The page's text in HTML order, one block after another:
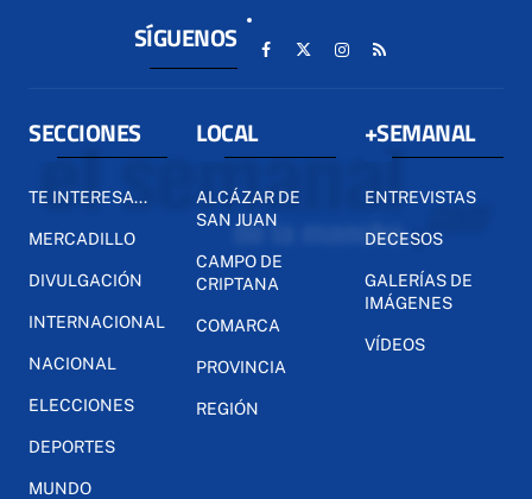
SÍGUENOS
SECCIONES
TE INTERESA...
MERCADILLO
DIVULGACIÓN
INTERNACIONAL
NACIONAL
ELECCIONES
DEPORTES
MUNDO
LOCAL
ALCÁZAR DE
SAN JUAN
CAMPO DE
CRIPTANA
COMARCA
PROVINCIA
REGIÓN
+SEMANAL
ENTREVISTAS
DECESOS
GALERÍAS DE
IMÁGENES
VÍDEOS